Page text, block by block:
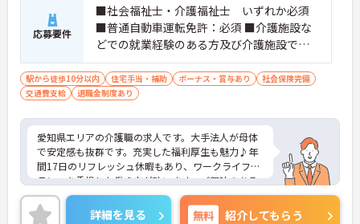
応募要件
■社会福祉士・介護福祉士 いずれか必須
■普通自動車運転免許：必須 ■介護施設な
どでの就業経験のある方及び介護施設での
夜勤経験が有る方
駅から徒歩10分以内 住宅手当・補助 ボーナス・賞与あり
社会保険完備
交通費支給
退職金制度あり
愛知県エリアの介護職の求人です。大手法人が母体
で安定感も抜群です。充実した福利厚生も魅力♪年
間17日のリフレッシュ休暇もあり、ワークライフバ
ランスを重視した働き方が叶います。ご興味のある
方には、面接対策ポイントなど、さらに詳細をお話
しいたしますのでお気軽にご相談ください！
詳細を見る 無料 紹介してもらう